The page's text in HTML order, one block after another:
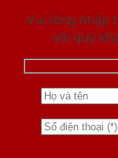
Vui lòng nhập
với quý